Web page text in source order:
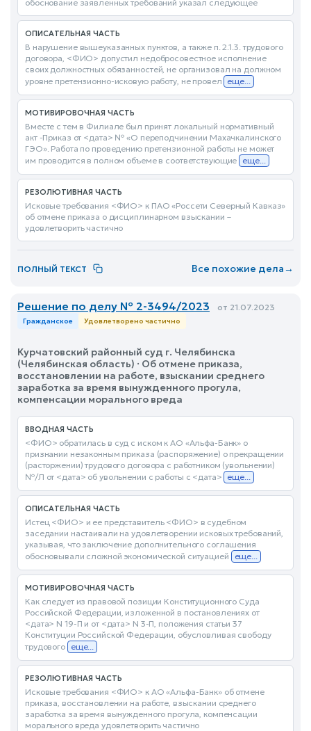
обоснование заявленных требований указал следующее
ОПИСАТЕЛЬНАЯ ЧАСТЬ
В нарушение вышеуказанных пунктов, а также п. 2.1.3. трудового
договора, <ФИО> допустил недобросовестное исполнение
своих должностных обязанностей, не организовал на должном
уровне претензионно-исковую работу, не провел еще...
МОТИВИРОВОЧНАЯ ЧАСТЬ
Вместе с тем в Филиале был принят локальный нормативный
акт -Приказ от <дата> № «О переподчинении Махачкалинского
ГЭО». Работа по проведению претензионной работы не может
им проводится в полном объеме в соответствующие еще...
РЕЗОЛЮТИВНАЯ ЧАСТЬ
Исковые требования <ФИО> к ПАО «Россети Северный Кавказ»
об отмене приказа о дисциплинарном взыскании –
удовлетворить частично
ПОЛНЫЙ ТЕКСТ Все похожие дела→
Решение по делу № 2-3494/2023 от 21.07.2023
Гражданское Удовлетворено частично
Курчатовский районный суд г. Челябинска
(Челябинская область) · Об отмене приказа,
восстановлении на работе, взыскании среднего
заработка за время вынужденного прогула,
компенсации морального вреда
ВВОДНАЯ ЧАСТЬ
<ФИО> обратилась в суд с иском к АО «Альфа-Банк» о
признании незаконным приказа (распоряжение) о прекращении
(расторжении) трудового договора с работником (увольнении)
№/Л от <дата> об увольнении с работы с <дата> еще...
ОПИСАТЕЛЬНАЯ ЧАСТЬ
Истец <ФИО> и ее представитель <ФИО> в судебном
заседании настаивали на удовлетворении исковых требований,
указывая, что заключение дополнительного соглашения
обосновывали сложной экономической ситуацией
еще...
МОТИВИРОВОЧНАЯ ЧАСТЬ
Как следует из правовой позиции Конституционного Суда
Российской Федерации, изложенной в постановлениях от
<дата> N 19-П и от <дата> N 3-П, положения статьи 37
Конституции Российской Федерации, обусловливая свободу
трудового еще...
РЕЗОЛЮТИВНАЯ ЧАСТЬ
Исковые требования <ФИО> к АО «Альфа-Банк» об отмене
приказа, восстановлении на работе, взыскании среднего
заработка за время вынужденного прогула, компенсации
морального вреда удовлетворить частично